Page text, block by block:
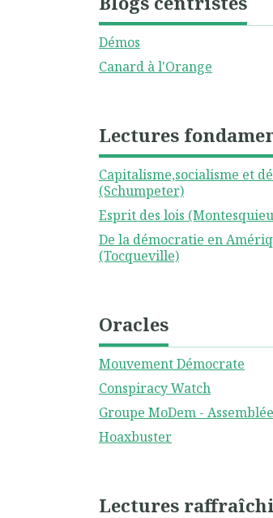
Démos
Canard à l'Orange
Lectures
Capitalisme,socialisme et
(Schumpeter)
Esprit des lois
De la démocratie en
(Tocqueville)
Oracles
Mouvement Démocrate
Conspiracy Watch
Groupe MoDem -
Hoaxbuster
Lectures